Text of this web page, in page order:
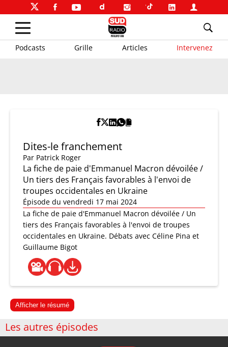
Podcasts Grille Articles Intervenez
Dites-le franchement
Par Patrick Roger
La fiche de paie d'Emmanuel Macron dévoilée /
Un tiers des Français favorables à l'envoi de
troupes occidentales en Ukraine
Épisode du vendredi 17 mai 2024
La fiche de paie d'Emmanuel Macron dévoilée / Un
tiers des Français favorables à l'envoi de troupes
occidentales en Ukraine. Débats avec Céline Pina et
Guillaume Bigot
Afficher le résumé
Les autres épisodes